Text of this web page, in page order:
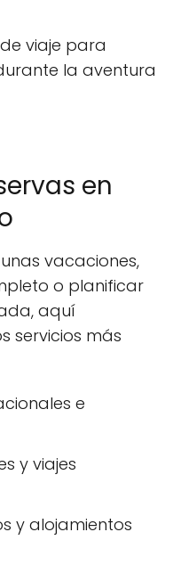
viaje para
la aventura
en
vacaciones,
o planificar
aquí
servicios más
e
y viajes
y alojamientos